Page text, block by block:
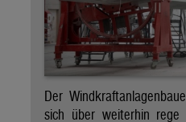
Der
sich über weiterhin rege